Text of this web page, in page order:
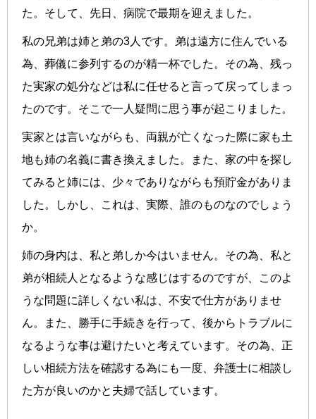
た。そして、先日、病院で最期を迎えました。
私の兄弟は姉と弟の3人です。弟は遠方に住んでいる
為、葬儀に参列するのが精一杯でした。その為、残っ
た実家の処分などは私に任せると言って戻ってしまっ
たのです。そこで一人疑問に思う事が起こりました。
実家とは言いながらも、両親が亡くなった際に家も土
地も姉の名義に書き換えました。また、家の中を探し
てみると姉には、少々でありながらも預貯金がありま
した。しかし、これは、実際、誰のものなのでしょう
か。
姉の身内は、私と弟しか今はいません。その為、私と
弟が相続人となるような感じはするのですが、このよ
うな問題に詳しくない私は、不安で仕方がありませ
ん。また、勝手に手続きを行って、後からトラブルに
なるような事は避けたいと考えています。その為、正
しい相続方法を確認する為にも一度、弁護士に相談し
た方が良いのかと夫婦で話しています。